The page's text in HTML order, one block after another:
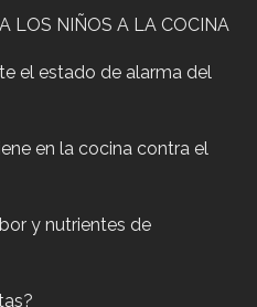
LOS NIÑOS A LA COCINA
el estado de alarma del
en la cocina contra el
y nutrientes de